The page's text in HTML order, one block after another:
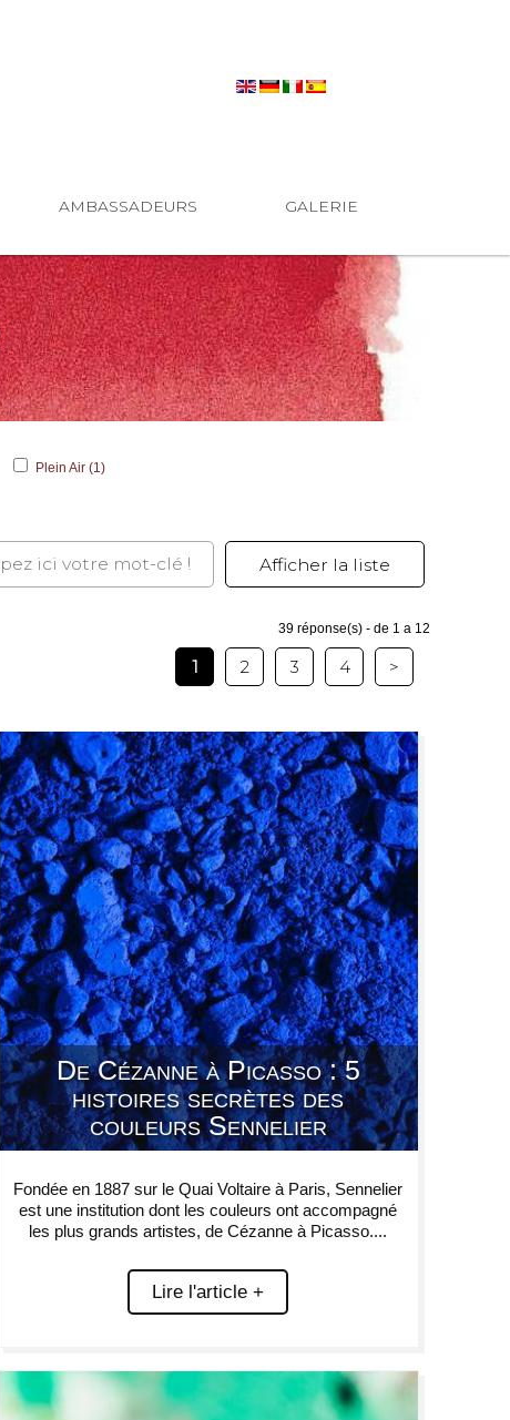
AMBASSADEURS GALERIE
Plein Air (1)
39 réponse(s) - de 1 a 12
1 2 3 4 >
De Cézanne à Picasso : 5
histoires secrètes des
couleurs Sennelier
Fondée en 1887 sur le Quai Voltaire à Paris, Sennelier
est une institution dont les couleurs ont accompagné
les plus grands artistes, de Cézanne à Picasso....
Lire l'article +